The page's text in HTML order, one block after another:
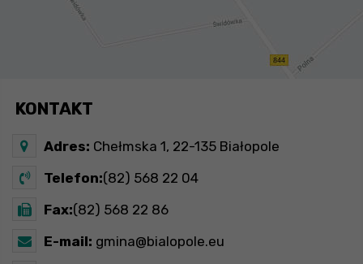
KONTAKT
Adres: Chełmska 1, 22-135 Białopole
Telefon:(82) 568 22 04
Fax:(82) 568 22 86
E-mail: gmina@bialopole.eu